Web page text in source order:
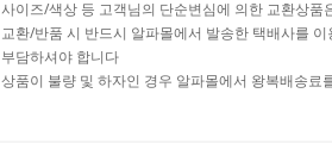
사이즈/색상 등 고객님의 단순변심에 의한 교환상
교환/반품 시 반드시 알파몰에서 발송한 택배사를
부담하셔야 합니다
상품이 불량 및 하자인 경우 알파몰에서 왕복배송료